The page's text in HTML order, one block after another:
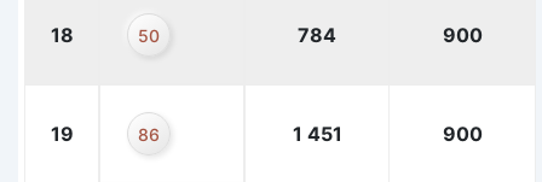
18 50 784 900
19 86 1 451 900